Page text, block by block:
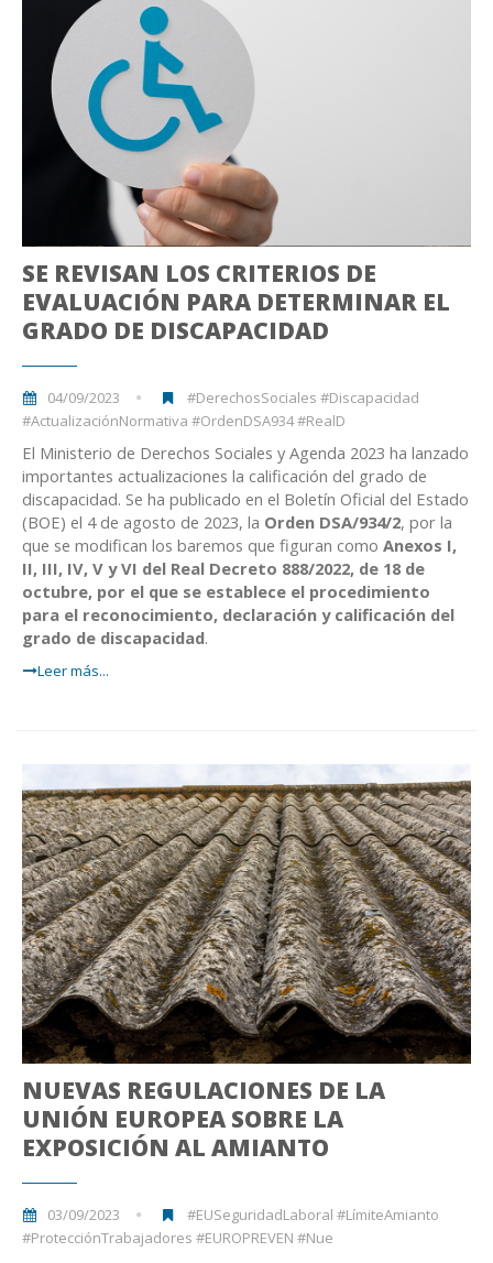
SE REVISAN LOS CRITERIOS DE
EVALUACIÓN PARA DETERMINAR EL
GRADO DE DISCAPACIDAD
04/09/2023
#DerechosSociales #Discapacidad
#ActualizaciónNormativa #OrdenDSA934 #RealD
El Ministerio de Derechos Sociales y Agenda 2023 ha lanzado
importantes actualizaciones la calificación del grado de
discapacidad. Se ha publicado en el Boletín Oficial del Estado
(BOE) el 4 de agosto de 2023, la Orden DSA/934/2, por la
que se modifican los baremos que figuran como Anexos I,
II, III, IV, V y VI del Real Decreto 888/2022, de 18 de
octubre, por el que se establece el procedimiento
para el reconocimiento, declaración y calificación del
grado de discapacidad.
Leer más...
NUEVAS REGULACIONES DE LA
UNIÓN EUROPEA SOBRE LA
EXPOSICIÓN AL AMIANTO
03/09/2023
#EUSeguridadLaboral #LímiteAmianto
#ProtecciónTrabajadores #EUROPREVEN #Nue